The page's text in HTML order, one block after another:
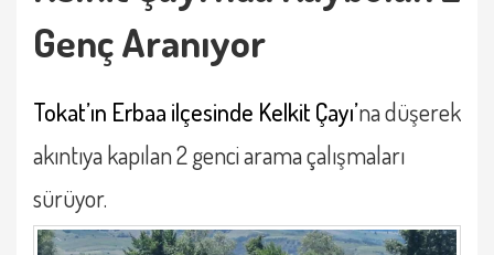
Genç Aranıyor
Tokat’ın Erbaa ilçesinde Kelkit Çayı’na düşerek
akıntıya kapılan 2 genci arama çalışmaları
sürüyor.